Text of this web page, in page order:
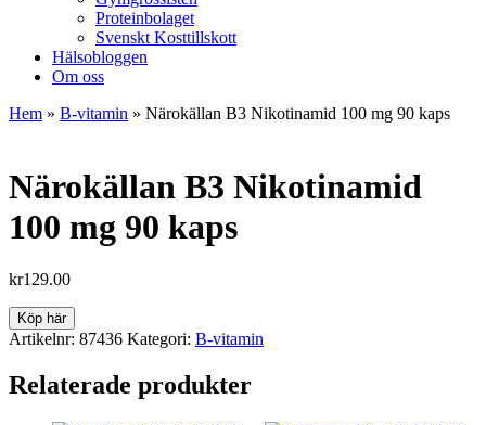
Proteinbolaget
Svenskt Kosttillskott
Hälsobloggen
Om oss
Hem » B-vitamin » Närokällan B3 Nikotinamid 100 mg 90 kaps
Närokällan B3 Nikotinamid
100 mg 90 kaps
kr129.00
Köp här
Artikelnr: 87436 Kategori: B-vitamin
Relaterade produkter